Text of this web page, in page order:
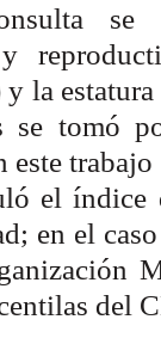
se
y
la
se tomó
este
el
en el
del